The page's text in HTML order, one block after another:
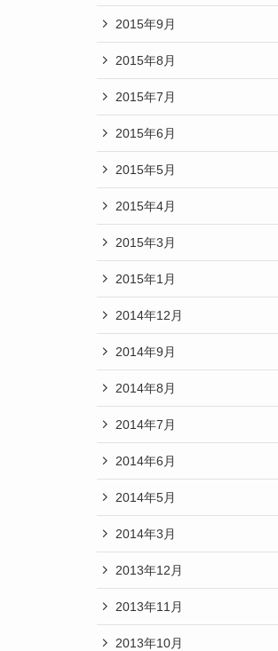
2015年9月
2015年8月
2015年7月
2015年6月
2015年5月
2015年4月
2015年3月
2015年1月
2014年12月
2014年9月
2014年8月
2014年7月
2014年6月
2014年5月
2014年3月
2013年12月
2013年11月
2013年10月